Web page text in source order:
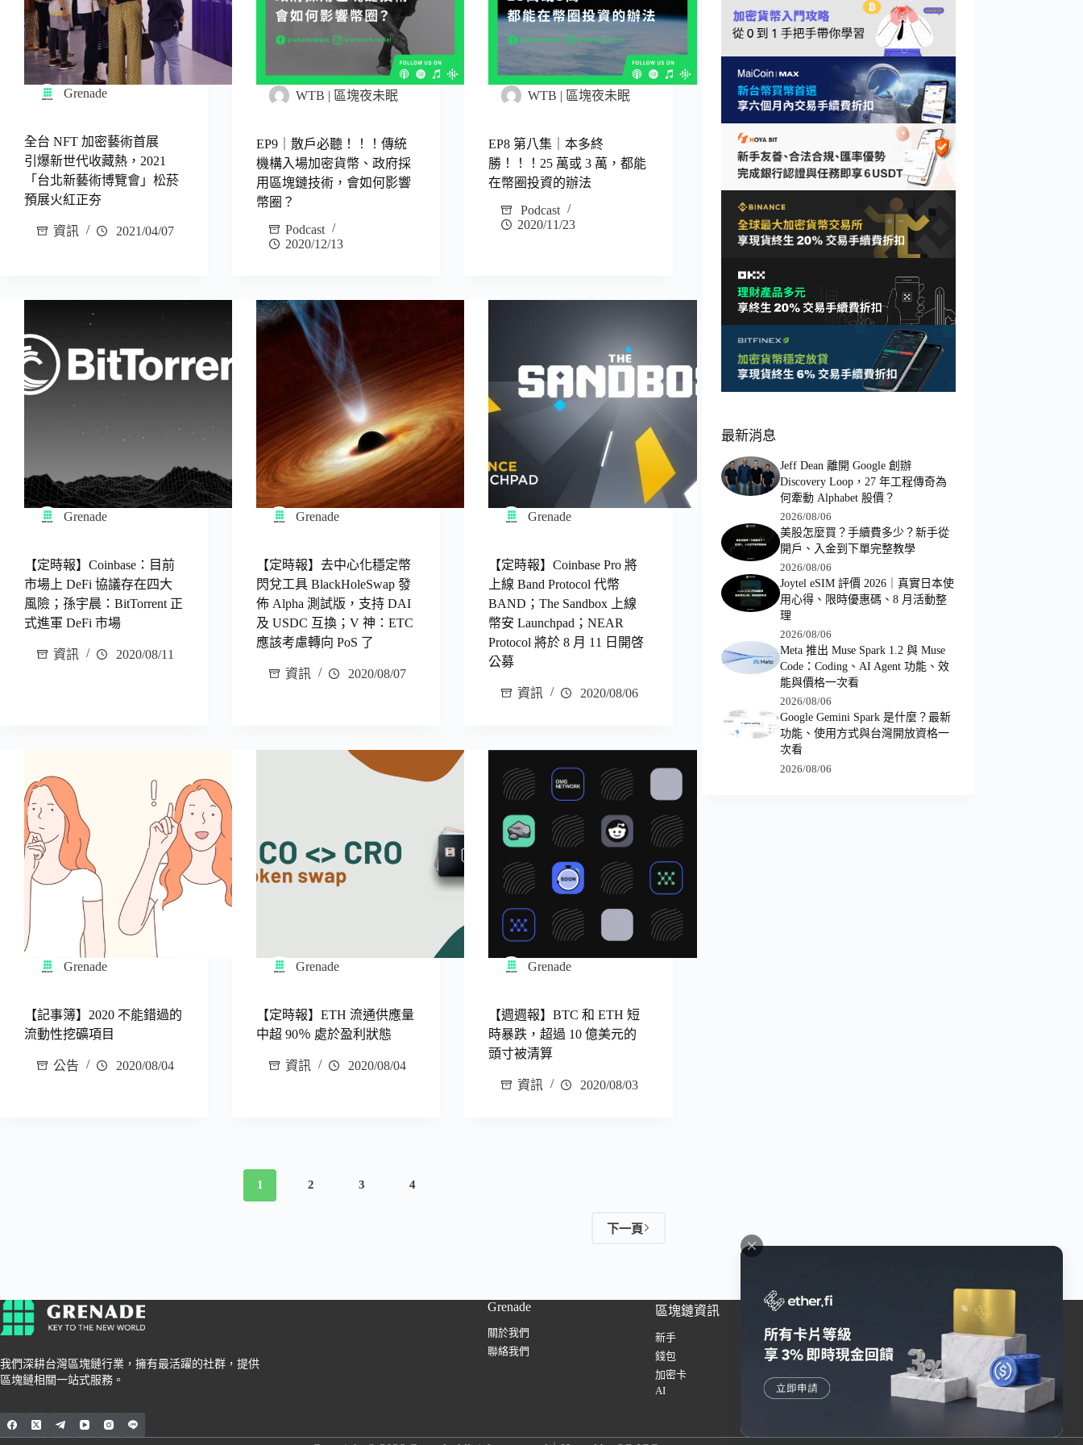
Grenade
全台 NFT 加密藝術首展
引爆新世代收藏熱，2021
「台北新藝術博覽會」松菸
預展火紅正夯
資訊 2021/04/07
WTB | 區塊夜未眠
EP9｜散戶必聽！！！傳統
機構入場加密貨幣、政府採
用區塊鏈技術，會如何影響
幣圈？
Podcast
2020/12/13
WTB | 區塊夜未眠
EP8 第八集｜本多終
勝！！！25 萬或 3 萬，都能
在幣圈投資的辦法
Podcast
2020/11/23
Grenade
【定時報】Coinbase：目前
市場上 DeFi 協議存在四大
風險；孫宇晨：BitTorrent 正
式進軍 DeFi 市場
資訊 2020/08/11
Grenade
【定時報】去中心化穩定幣
閃兌工具 BlackHoleSwap 發
佈 Alpha 測試版，支持 DAI
及 USDC 互換；V 神：ETC
應該考慮轉向 PoS 了
資訊 2020/08/07
Grenade
【定時報】Coinbase Pro 將
上線 Band Protocol 代幣
BAND；The Sandbox 上線
幣安 Launchpad；NEAR
Protocol 將於 8 月 11 日開啓
公募
資訊 2020/08/06
Grenade
【記事簿】2020 不能錯過的
流動性挖礦項目
公告 2020/08/04
Grenade
【定時報】ETH 流通供應量
中超 90％ 處於盈利狀態
資訊 2020/08/04
Grenade
【週週報】BTC 和 ETH 短
時暴跌，超過 10 億美元的
頭寸被清算
資訊 2020/08/03
1 2 3 4
下一頁
最新消息
Jeff Dean 離開 Google 創辦
Discovery Loop，27 年工程傳奇為
何牽動 Alphabet 股價？
2026/08/06
美股怎麼買？手續費多少？新手從
開戶、入金到下單完整教學
2026/08/06
Joytel eSIM 評價 2026｜真實日本使
用心得、限時優惠碼、8 月活動整
理
2026/08/06
Meta 推出 Muse Spark 1.2 與 Muse
Code：Coding、AI Agent 功能、效
能與價格一次看
2026/08/06
Google Gemini Spark 是什麼？最新
功能、使用方式與台灣開放資格一
次看
2026/08/06
我們深耕台灣區塊鏈行業，擁有最活躍的社群，提供
區塊鏈相關一站式服務。
Grenade
關於我們
聯絡我們
區塊鏈資訊
新手
錢包
加密卡
AI
交易所
幣安
Bybit
HOYA BIT
Pionex